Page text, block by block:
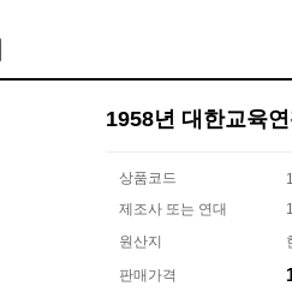
1958년 대한교육
상품코드
제조사 또는 연대
원산지
판매가격